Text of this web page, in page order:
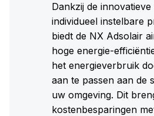
Dankzij de
individueel instelbare
biedt de NX Adsolair
hoge energie-
het energieverbruik
aan te passen aan de
uw omgeving. Dit
kostenbesparingen